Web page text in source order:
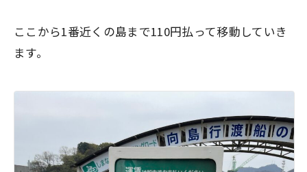
ここから1番近くの島まで110円払って移動していき
ます。